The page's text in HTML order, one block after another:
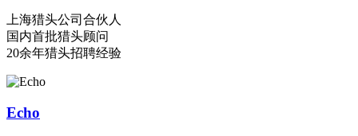
上海猎头公司合伙人
国内首批猎头顾问
20余年猎头招聘经验
Echo